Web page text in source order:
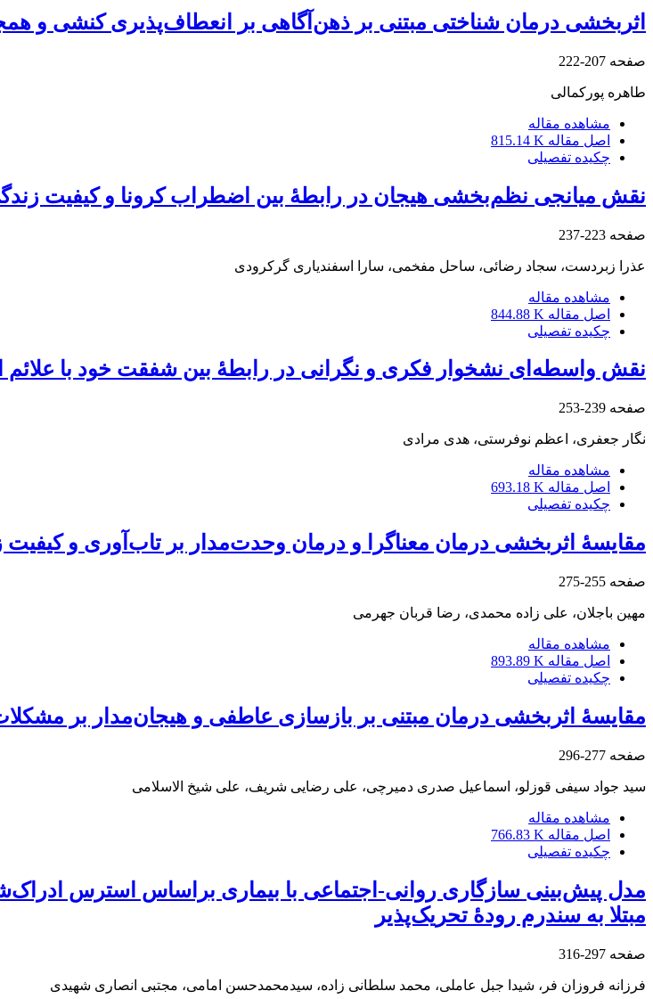
اثربخشی درمان شناختی مبتنی بر ذهن‌آگاهی بر انعطاف‌پذیری کنشی و
صفحه 207-222
طاهره پورکمالی
مشاهده مقاله
اصل مقاله 815.14 K
چکیده تفصیلی
نقش میانجی نظم‌بخشی هیجان در رابطۀ بین اضطراب کرونا و کیفیت
صفحه 223-237
عذرا زبردست، سجاد رضائی، ساحل مفخمی، سارا اسفندیاری گرکرودی
مشاهده مقاله
اصل مقاله 844.88 K
چکیده تفصیلی
نقش واسطه‌ای نشخوار فکری و نگرانی در رابطۀ بین شفقت خود با
صفحه 239-253
نگار جعفری، اعظم نوفرستی، هدی مرادی
مشاهده مقاله
اصل مقاله 693.18 K
چکیده تفصیلی
مقایسۀ اثربخشی درمان معناگرا و درمان وحدت‌مدار بر تاب‌آوری و
صفحه 255-275
مهین باجلان، علی زاده محمدی، رضا قربان جهرمی
مشاهده مقاله
اصل مقاله 893.89 K
چکیده تفصیلی
مقایسۀ اثربخشی درمان مبتنی بر بازسازی عاطفی و هیجان‌مدار بر
صفحه 277-296
سید جواد سیفی قوزلو، اسماعیل صدری دمیرچی، علی رضایی شریف، علی شیخ الاسلامی
مشاهده مقاله
اصل مقاله 766.83 K
چکیده تفصیلی
مدل پیش‌بینی سازگاری روانی-اجتماعی با بیماری براساس استرس
مبتلا به سندرم رودۀ تحریک‌پذیر
صفحه 297-316
فرزانه فروزان فر، شیدا جبل عاملی، محمد سلطانی زاده، سیدمحمدحسن امامی، مجتبی انصاری شهیدی